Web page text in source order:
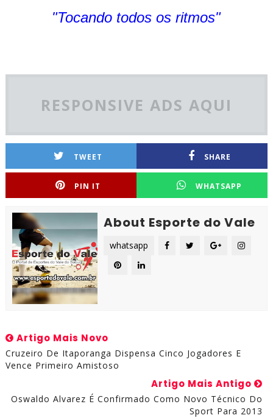
"Tocando todos os ritmos"
RESPONSIVE ADS AQUI
TWEET SHARE
PIN IT WHATSAPP
About Esporte do Vale
whatsapp
Artigo Mais Novo
Cruzeiro De Itaporanga Dispensa Cinco Jogadores E
Vence Primeiro Amistoso
Artigo Mais Antigo
Oswaldo Alvarez É Confirmado Como Novo Técnico Do
Sport Para 2013